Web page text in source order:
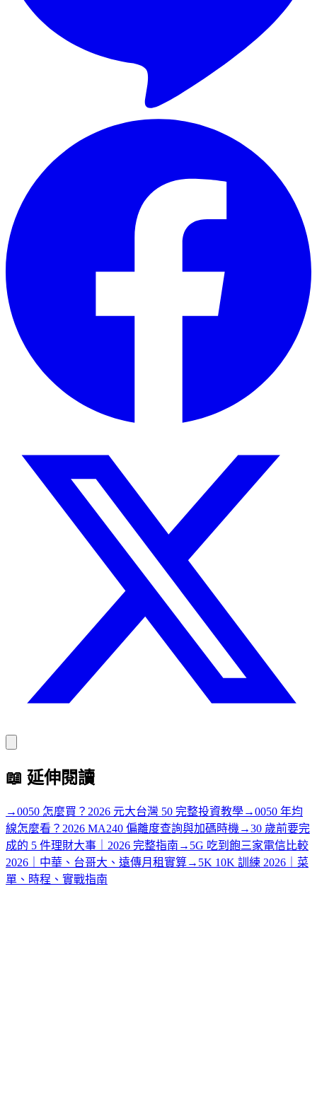
📖 延伸閱讀
→0050 怎麼買？2026 元大台灣 50 完整投資教學→0050 年均
線怎麼看？2026 MA240 偏離度查詢與加碼時機→30 歲前要完
成的 5 件理財大事｜2026 完整指南 → 5G 吃到飽三家電信比較
2026｜中華、台哥大、遠傳月租實算→ 5K 10K 訓練 2026｜菜
單、時程、實戰指南